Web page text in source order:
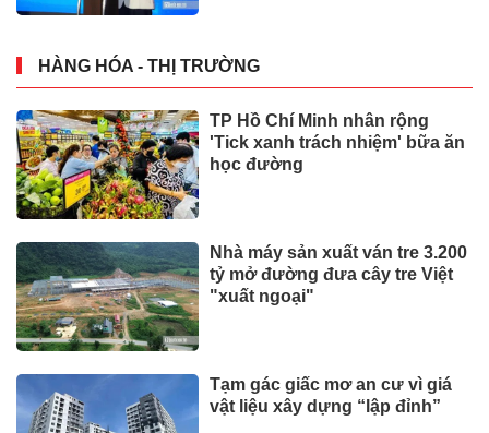
HÀNG HÓA - THỊ TRƯỜNG
TP Hồ Chí Minh nhân rộng
'Tick xanh trách nhiệm' bữa ăn
học đường
Nhà máy sản xuất ván tre 3.200
tỷ mở đường đưa cây tre Việt
"xuất ngoại"
Tạm gác giấc mơ an cư vì giá
vật liệu xây dựng “lập đỉnh”